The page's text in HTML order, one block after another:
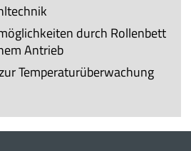
durch Rollenbett
Antrieb
Temperaturüberwachung